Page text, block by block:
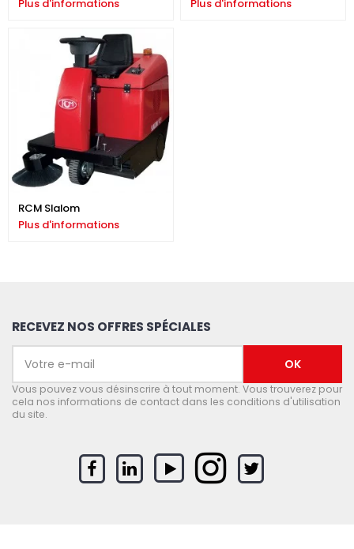
Plus d'informations
Plus d'informations
RCM Slalom
Plus d'informations
RECEVEZ NOS OFFRES SPÉCIALES
Vous pouvez vous désinscrire à tout moment. Vous trouverez pour
cela nos informations de contact dans les conditions d'utilisation
du site.